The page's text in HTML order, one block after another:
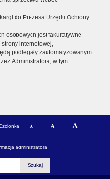
do Prezesa Urzędu Ochrony
osobowych jest fakultatywne
internetowej,
podlegały zautomatyzowanym
Administratora, w tym
administratora